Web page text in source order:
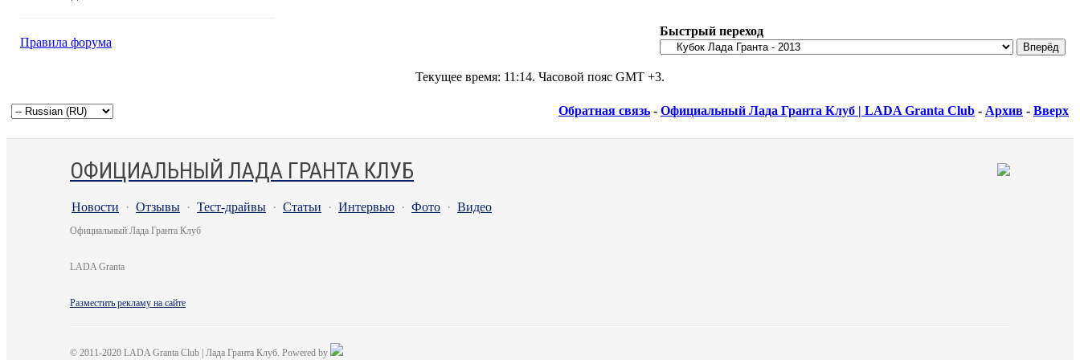
Правила форума
Быстрый переход
Текущее время: 11:14. Часовой пояс GMT +3.
Обратная связь - Официальный Лада Гранта Клуб | LADA Granta Club - Архив - Вверх
ОФИЦИАЛЬНЫЙ ЛАДА ГРАНТА КЛУБ
Новости · Отзывы · Тест-драйвы · Статьи · Интервью · Фото · Видео
Официальный Лада Гранта Клуб
LADA Granta
Разместить рекламу на сайте
© 2011-2020 LADA Granta Club | Лада Гранта Клуб. Powered by